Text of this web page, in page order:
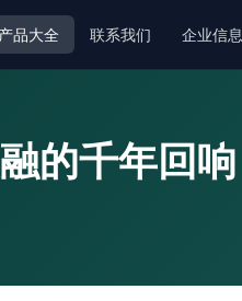
产品大全 联系我们 企业信息
的千年回响